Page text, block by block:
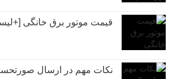
قیمت موتور برق خانگی
نکات مهم در ارسال